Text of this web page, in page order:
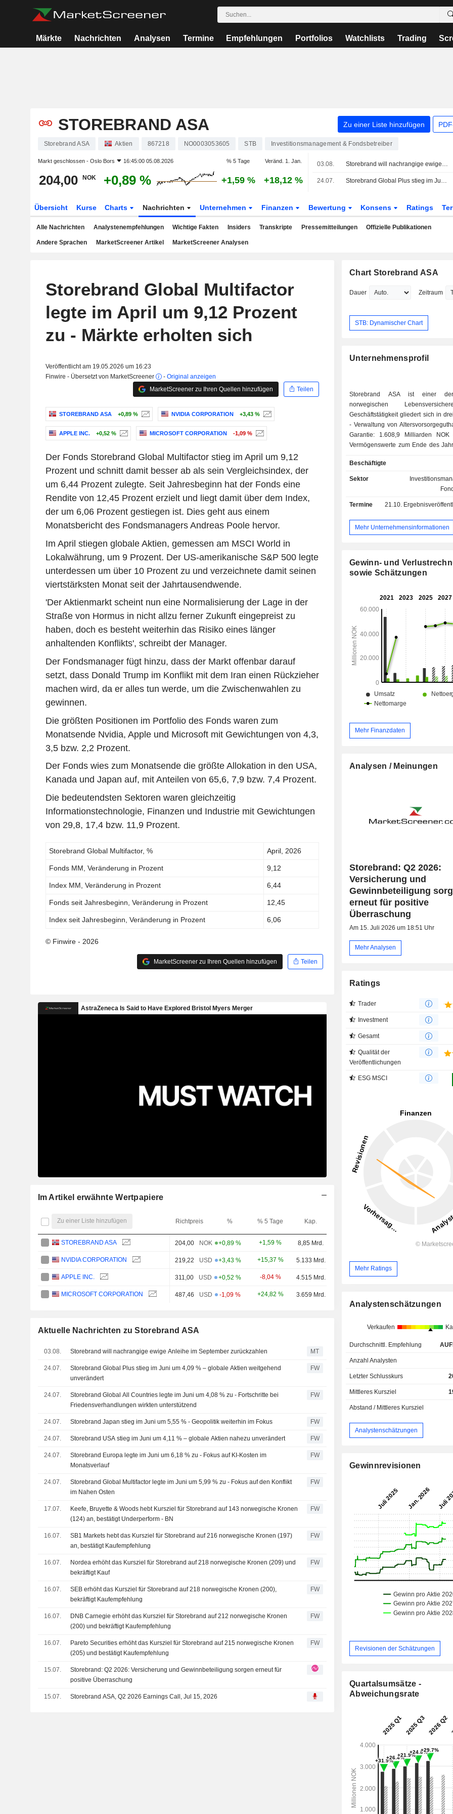
Märkte Nachrichten Analysen Termine Empfehlungen Portfolios Watchlists Trading
STOREBRAND ASA Zu einer Liste hinzufügen
Storebrand ASA Aktien 867218 NO0003053605 STB Investitionsmanagement & Fondsbetreiber
Markt geschlossen - Oslo Bors 16:45:00 05.08.2026 % 5 Tage Veränd. 1. Jan.
204,00 NOK +0,89 % +1,59 % +18,12 %
03.08. Storebrand will nachrangige ewige Anleihe im September zurückzahlen
24.07. Storebrand Global Plus stieg im Juni um 4,09 % – globale Aktien weitgehend unverändert
Übersicht Kurse Charts Nachrichten Unternehmen Finanzen Bewertung Konsens Ratings
Alle Nachrichten Analystenempfehlungen Wichtige Fakten Insiders Transkripte Pressemitteilungen Offizielle Publikationen
Andere Sprachen MarketScreener Artikel MarketScreener Analysen
Storebrand Global Multifactor
legte im April um 9,12 Prozent
zu - Märkte erholten sich
Veröffentlicht am 19.05.2026 um 16:23
Finwire - Übersetzt von MarketScreener
- Original anzeigen
MarketScreener zu Ihren Quellen hinzufügen
Teilen
STOREBRAND ASA +0,89 % NVIDIA CORPORATION +3,43 %
APPLE INC. +0,52 % MICROSOFT CORPORATION -1,09 %
Der Fonds Storebrand Global Multifactor stieg im April um 9,12
Prozent und schnitt damit besser ab als sein Vergleichsindex, der
um 6,44 Prozent zulegte. Seit Jahresbeginn hat der Fonds eine
Rendite von 12,45 Prozent erzielt und liegt damit über dem Index,
der um 6,06 Prozent gestiegen ist. Dies geht aus einem
Monatsbericht des Fondsmanagers Andreas Poole hervor.
Im April stiegen globale Aktien, gemessen am MSCI World in
Lokalwährung, um 9 Prozent. Der US-amerikanische S&P 500 legte
unterdessen um über 10 Prozent zu und verzeichnete damit seinen
viertstärksten Monat seit der Jahrtausendwende.
'Der Aktienmarkt scheint nun eine Normalisierung der Lage in der
Straße von Hormus in nicht allzu ferner Zukunft eingepreist zu
haben, doch es besteht weiterhin das Risiko eines länger
anhaltenden Konflikts', schreibt der Manager.
Der Fondsmanager fügt hinzu, dass der Markt offenbar darauf
setzt, dass Donald Trump im Konflikt mit dem Iran einen Rückzieher
machen wird, da er alles tun werde, um die Zwischenwahlen zu
gewinnen.
Die größten Positionen im Portfolio des Fonds waren zum
Monatsende Nvidia, Apple und Microsoft mit Gewichtungen von 4,3,
3,5 bzw. 2,2 Prozent.
Der Fonds wies zum Monatsende die größte Allokation in den USA,
Kanada und Japan auf, mit Anteilen von 65,6, 7,9 bzw. 7,4 Prozent.
Die bedeutendsten Sektoren waren gleichzeitig
Informationstechnologie, Finanzen und Industrie mit Gewichtungen
von 29,8, 17,4 bzw. 11,9 Prozent.
Storebrand Global Multifactor, % April, 2026
Fonds MM, Veränderung in Prozent 9,12
Index MM, Veränderung in Prozent 6,44
Fonds seit Jahresbeginn, Veränderung in Prozent 12,45
Index seit Jahresbeginn, Veränderung in Prozent 6,06
© Finwire - 2026
MarketScreener zu Ihren Quellen hinzufügen Teilen
Im Artikel erwähnte Wertpapiere
Zu einer Liste hinzufügen Richtpreis % % 5 Tage Kap.
STOREBRAND ASA 204,00 NOK +0,89 % +1,59 % 8,85 Mrd.
NVIDIA CORPORATION 219,22 USD +3,43 % +15,37 % 5.133 Mrd.
APPLE INC. 311,00 USD +0,52 % -8,04 % 4.515 Mrd.
MICROSOFT CORPORATION 487,46 USD -1,09 % +24,82 % 3.659 Mrd.
Aktuelle Nachrichten zu Storebrand ASA
03.08. Storebrand will nachrangige ewige Anleihe im September zurückzahlen MT
24.07.
Storebrand Global Plus stieg im Juni um 4,09 % – globale Aktien weitgehend
unverändert
FW
24.07.
Storebrand Global All Countries legte im Juni um 4,08 % zu - Fortschritte bei
Friedensverhandlungen wirkten unterstützend
FW
24.07. Storebrand Japan stieg im Juni um 5,55 % - Geopolitik weiterhin im Fokus FW
24.07. Storebrand USA stieg im Juni um 4,11 % – globale Aktien nahezu unverändert FW
24.07.
Storebrand Europa legte im Juni um 6,18 % zu - Fokus auf KI-Kosten im
Monatsverlauf
FW
24.07.
Storebrand Global Multifactor legte im Juni um 5,99 % zu - Fokus auf den Konflikt
im Nahen Osten
FW
17.07.
Keefe, Bruyette & Woods hebt Kursziel für Storebrand auf 143 norwegische Kronen
(124) an, bestätigt Underperform - BN
FW
16.07.
SB1 Markets hebt das Kursziel für Storebrand auf 216 norwegische Kronen (197)
an, bestätigt Kaufempfehlung
FW
16.07.
Nordea erhöht das Kursziel für Storebrand auf 218 norwegische Kronen (209) und
bekräftigt Kauf
FW
16.07.
SEB erhöht das Kursziel für Storebrand auf 218 norwegische Kronen (200),
bekräftigt Kaufempfehlung
FW
16.07.
DNB Carnegie erhöht das Kursziel für Storebrand auf 212 norwegische Kronen
(200) und bekräftigt Kaufempfehlung
FW
16.07.
Pareto Securities erhöht das Kursziel für Storebrand auf 215 norwegische Kronen
(205) und bestätigt Kaufempfehlung
FW
15.07.
Storebrand: Q2 2026: Versicherung und Gewinnbeteiligung sorgen erneut für
positive Überraschung
15.07. Storebrand ASA, Q2 2026 Earnings Call, Jul 15, 2026
Chart Storebrand ASA
Dauer Zeitraum
STB: Dynamischer Chart
Unternehmensprofil
Storebrand ASA ist einer
norwegischen
Geschäftstätigkeit gliedert sich in
- Verwaltung von
Garantie: 1.608,9 Milliarden NOK
Vermögenswerte zum Ende des
Unfallversicherung sowie
für Privatpersonen (67,4 % des
betriebliche Lebens- und
(8,8 %); - Verwaltung garantierter
Beschäftigte
Sektor
Termine 21.10.
Mehr Unternehmensinformationen
Gewinn- und
sowie Schätzungen
Mehr Finanzdaten
Analysen / Meinungen
Storebrand: Q2 2026:
Versicherung und
Gewinnbeteiligung
erneut für positive
Überraschung
Am 15. Juli 2026 um 18:51 Uhr
Mehr Analysen
Ratings
Trader
Investment
Gesamt
Qualität der
Veröffentlichungen
ESG MSCI
Mehr Ratings
Analystenschätzungen
Verkaufen
Durchschnittl. Empfehlung
Anzahl Analysten
Letzter Schlusskurs
Mittleres Kursziel
Abstand / Mittleres Kursziel
Analystenschätzungen
Gewinnrevisionen
Revisionen der Schätzungen
Quartalsumsätze -
Abweichungsrate